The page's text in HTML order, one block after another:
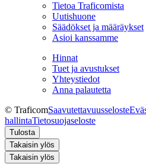
Tietoa Traficomista
Uutishuone
Säädökset ja määräykset
Asioi kanssamme
Hinnat
Tuet ja avustukset
Yhteystiedot
Anna palautetta
© TraficomSaavutettavuusseloste
hallintaTietosuojaseloste
Tulosta
Takaisin ylös
Takaisin ylös